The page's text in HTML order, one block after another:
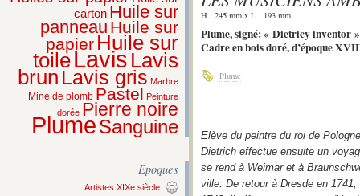
carton Huile sur
panneau Huile sur
papier Huile sur
toileLavis Lavis
brun Lavis gris Marbre
Mine de plomb Pastel Peinture
dorée Pierre noire
PlumeSanguine
Epoques
Artistes XIXe siècle
H : 245 mm x L : 193 mm
Plume, signé: « Dietricy inventor
Cadre en bois doré, d’époque
Plume
Elève du peintre du roi de
Dietrich effectue ensuite un
se rend à Weimar et à
ville. De retour à Dresde en